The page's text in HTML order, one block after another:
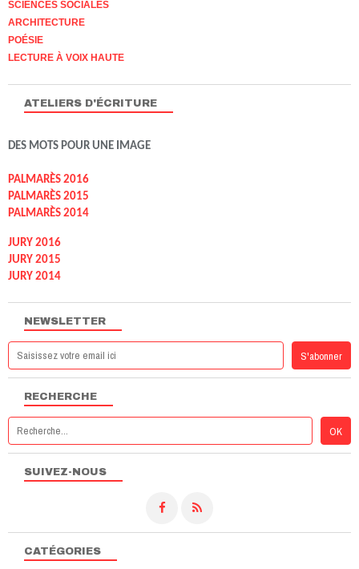
NEWSLETTER
SUIVEZ-NOUS
RECHERCHE
CATÉGORIES
SCIENCES SOCIALES
ARCHITECTURE
POÉSIE
LECTURE À VOIX HAUTE
ATELIERS D'ÉCRITURE
DES MOTS POUR UNE IMAGE
PALMARÈS 2016
PALMARÈS 2015
PALMARÈS 2014
JURY 2016
JURY 2015
JURY 2014